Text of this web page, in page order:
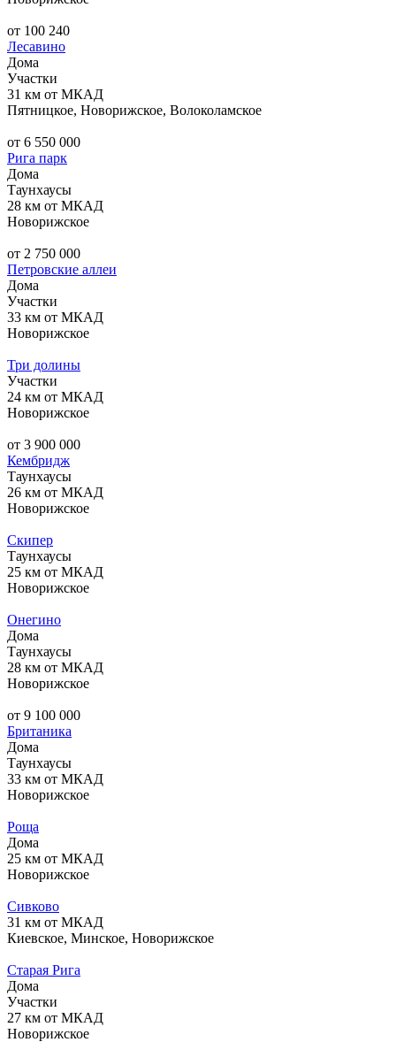
от 100 240
Лесавино
Дома
Участки
31 км от МКАД
Пятницкое, Новорижское, Волоколамское
от 6 550 000
Рига парк
Дома
Таунхаусы
28 км от МКАД
Новорижское
от 2 750 000
Петровские аллеи
Дома
Участки
33 км от МКАД
Новорижское
Три долины
Участки
24 км от МКАД
Новорижское
от 3 900 000
Кембридж
Таунхаусы
26 км от МКАД
Новорижское
Скипер
Таунхаусы
25 км от МКАД
Новорижское
Онегино
Дома
Таунхаусы
28 км от МКАД
Новорижское
от 9 100 000
Британика
Дома
Таунхаусы
33 км от МКАД
Новорижское
Роща
Дома
25 км от МКАД
Новорижское
Сивково
31 км от МКАД
Киевское, Минское, Новорижское
Старая Рига
Дома
Участки
27 км от МКАД
Новорижское